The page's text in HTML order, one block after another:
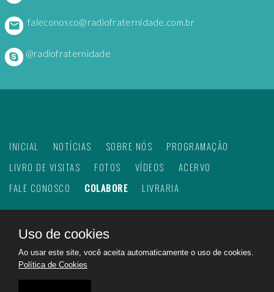
faleconosco@radiofraternidade.com.br
@radiofraternidade
INICIAL NOTÍCIAS SOBRE NÓS
PROGRAMAÇÃO
LIVRO DE VISITAS
FOTOS VÍDEOS
ACERVO
FALE CONOSCO
COLABORE LIVRARIA
2026Web Rádio Fraternidade. Todos os direitos
reservados.
Feito com
no Brasil para todo o mundo!
Rádio Fraternidade a emissora do bem na internet.
Uso de cookies
Ao usar este site, você aceita automaticamente o uso de cookies.
Política de Cookies